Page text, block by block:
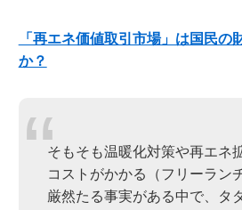
「再エネ価値取引市場」は国民の
か？
そもそも温暖化対策や再エネ
コストがかかる（フリーラン
厳然たる事実がある中で、タ